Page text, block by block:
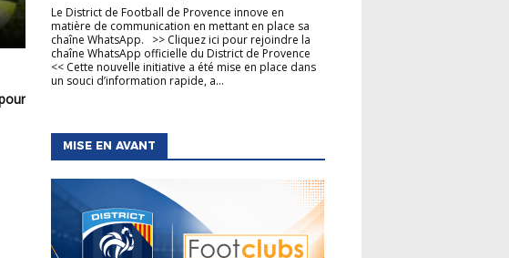
Le District de Football de Provence innove en
matière de communication en mettant en place sa
chaîne WhatsApp. >> Cliquez ici pour rejoindre la
chaîne WhatsApp officielle du District de Provence
<< Cette nouvelle initiative a été mise en place dans
un souci d’information rapide, a...
MISE EN AVANT